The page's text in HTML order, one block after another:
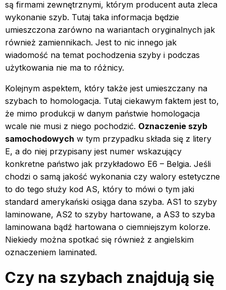
są firmami zewnętrznymi, którym producent auta zleca
wykonanie szyb. Tutaj taka informacja będzie
umieszczona zarówno na wariantach oryginalnych jak
również zamiennikach. Jest to nic innego jak
wiadomość na temat pochodzenia szyby i podczas
użytkowania nie ma to różnicy.
Kolejnym aspektem, który także jest umieszczany na
szybach to homologacja. Tutaj ciekawym faktem jest to,
że mimo produkcji w danym państwie homologacja
wcale nie musi z niego pochodzić. Oznaczenie szyb
samochodowych w tym przypadku składa się z litery
E, a do niej przypisany jest numer wskazujący
konkretne państwo jak przykładowo E6 – Belgia. Jeśli
chodzi o samą jakość wykonania czy walory estetyczne
to do tego służy kod AS, który to mówi o tym jaki
standard amerykański osiąga dana szyba. AS1 to szyby
laminowane, AS2 to szyby hartowane, a AS3 to szyba
laminowana bądź hartowana o ciemniejszym kolorze.
Niekiedy można spotkać się również z angielskim
oznaczeniem laminated.
Czy na szybach znajdują się